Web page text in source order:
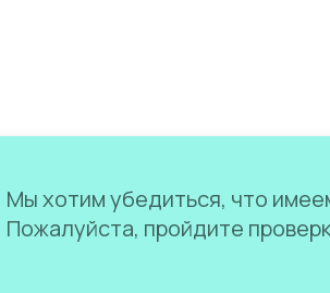
Мы хотим убедиться, что
Пожалуйста, пройдите